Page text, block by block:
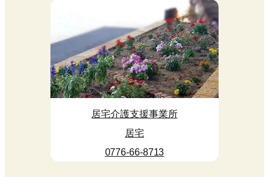
居宅介護支援事業所
居宅
0776-66-8713